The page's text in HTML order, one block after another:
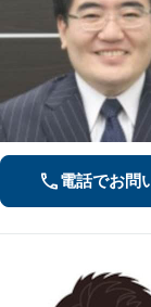
電話でお問